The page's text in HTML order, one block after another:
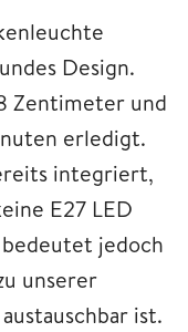
Design.
Zentimeter und
erledigt.
integriert,
E27 LED
bedeutet jedoch
unserer
ist.